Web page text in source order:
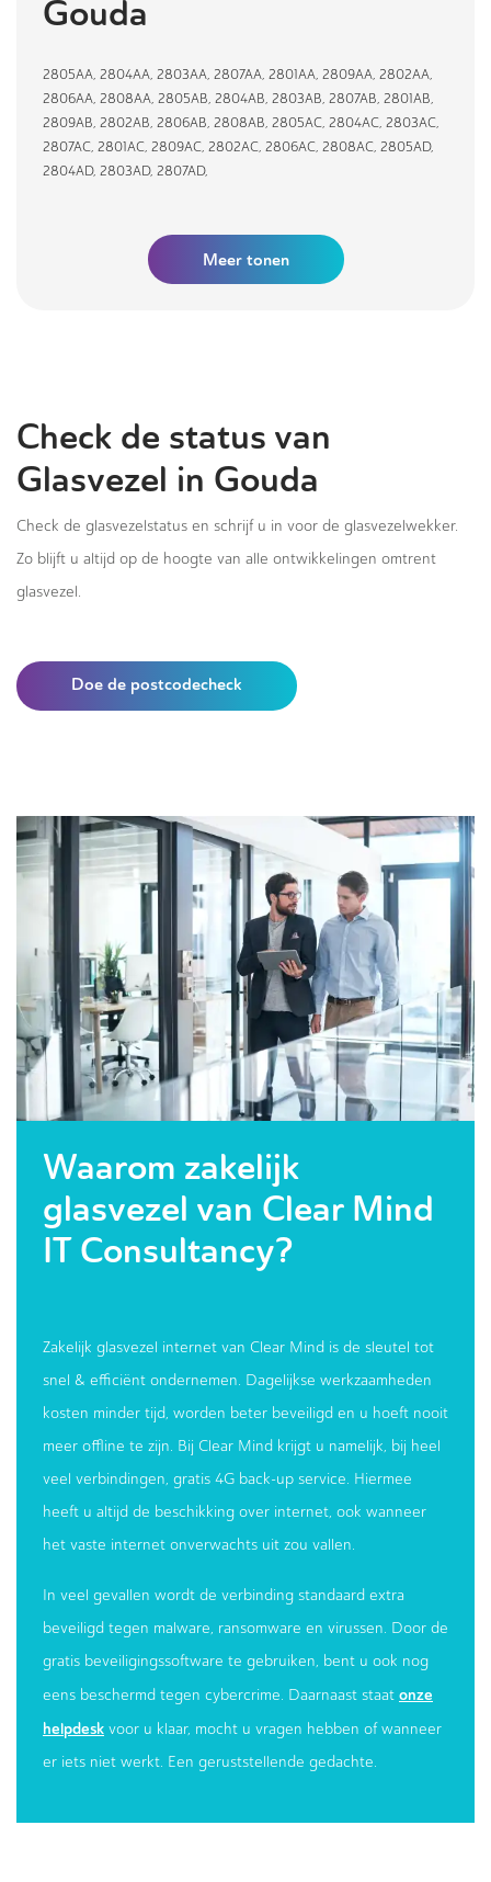
Gouda
2805AA, 2804AA, 2803AA, 2807AA, 2801AA, 2809AA, 2802AA,
2806AA, 2808AA, 2805AB, 2804AB, 2803AB, 2807AB, 2801AB,
2809AB, 2802AB, 2806AB, 2808AB, 2805AC, 2804AC, 2803AC,
2807AC, 2801AC, 2809AC, 2802AC, 2806AC, 2808AC, 2805AD,
2804AD, 2803AD, 2807AD,
Meer tonen
Check de status van
Glasvezel in Gouda
Check de glasvezelstatus en schrijf u in voor de glasvezelwekker.
Zo blijft u altijd op de hoogte van alle ontwikkelingen omtrent
glasvezel.
Doe de postcodecheck
Waarom zakelijk
glasvezel van Clear Mind
IT Consultancy?
Zakelijk glasvezel internet van Clear Mind is de sleutel tot
snel & efficiënt ondernemen. Dagelijkse werkzaamheden
kosten minder tijd, worden beter beveiligd en u hoeft nooit
meer offline te zijn. Bij Clear Mind krijgt u namelijk, bij heel
veel verbindingen, gratis 4G back-up service. Hiermee
heeft u altijd de beschikking over internet, ook wanneer
het vaste internet onverwachts uit zou vallen.
In veel gevallen wordt de verbinding standaard extra
beveiligd tegen malware, ransomware en virussen. Door de
gratis beveiligingssoftware te gebruiken, bent u ook nog
eens beschermd tegen cybercrime. Daarnaast staat onze
helpdesk voor u klaar, mocht u vragen hebben of wanneer
er iets niet werkt. Een geruststellende gedachte.